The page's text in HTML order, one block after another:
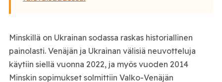
Minskillä on Ukrainan sodassa raskas historiallinen
painolasti. Venäjän ja Ukrainan välisiä neuvotteluja
käytiin siellä vuonna 2022, ja myös vuoden 2014
Minskin sopimukset solmittiin Valko-Venäjän